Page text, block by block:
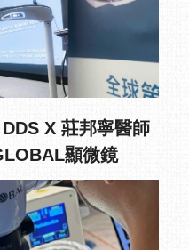
DDSX莊邦寧醫師
顯微鏡